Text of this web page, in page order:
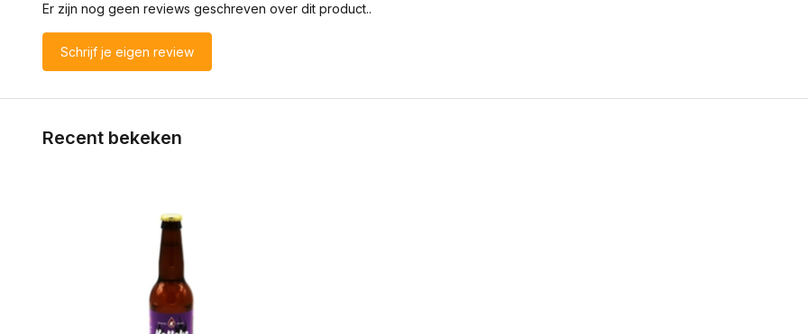
Er zijn nog geen reviews geschreven over dit product..
Schrijf je eigen review
Recent bekeken